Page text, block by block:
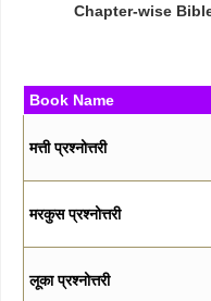
Chapter-wise
Book Name
मत्ती प्रश्नोत्तरी
मरकुस प्रश्नोत्तरी
लूका प्रश्नोत्तरी